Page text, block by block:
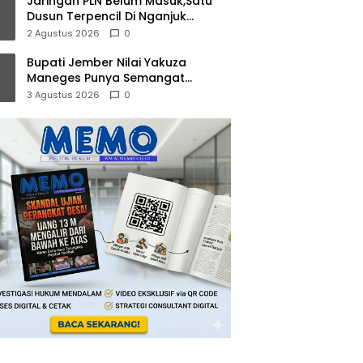
Dusun Terpencil Di Nganjuk
Puluhan Tahun Gelap Gulita
2 Agustus 2026 0
Bupati Jember Nilai Yakuza
Maneges Punya Semangat
Kebersamaan, Siap Bersinergi
3 Agustus 2026 0